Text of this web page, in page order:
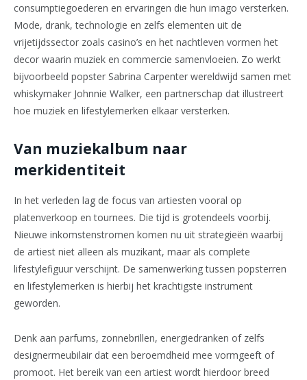
consumptiegoederen en ervaringen die hun imago versterken.
Mode, drank, technologie en zelfs elementen uit de
vrijetijdssector zoals casino’s en het nachtleven vormen het
decor waarin muziek en commercie samenvloeien. Zo werkt
bijvoorbeeld popster Sabrina Carpenter wereldwijd samen met
whiskymaker Johnnie Walker, een partnerschap dat illustreert
hoe muziek en lifestylemerken elkaar versterken.
Van muziekalbum naar
merkidentiteit
In het verleden lag de focus van artiesten vooral op
platenverkoop en tournees. Die tijd is grotendeels voorbij.
Nieuwe inkomstenstromen komen nu uit strategieën waarbij
de artiest niet alleen als muzikant, maar als complete
lifestylefiguur verschijnt. De samenwerking tussen popsterren
en lifestylemerken is hierbij het krachtigste instrument
geworden.
Denk aan parfums, zonnebrillen, energiedranken of zelfs
designermeubilair dat een beroemdheid mee vormgeeft of
promoot. Het bereik van een artiest wordt hierdoor breed